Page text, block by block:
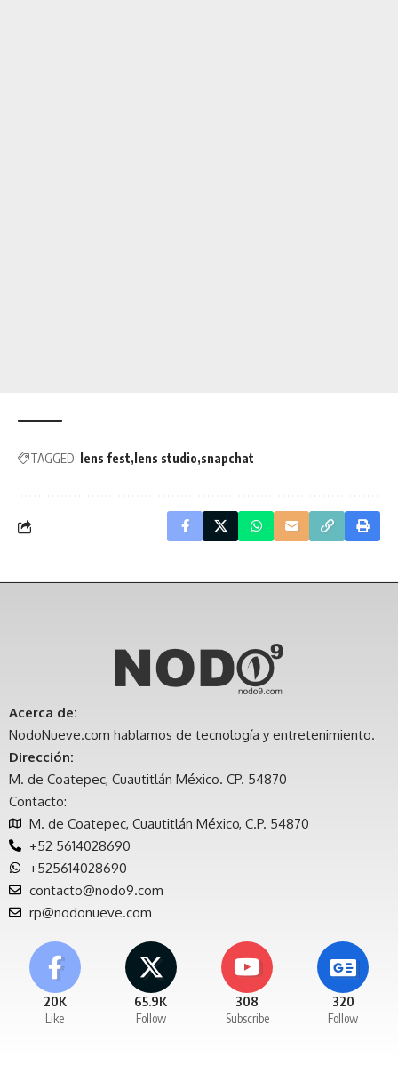
TAGGED: lens fest lens studio snapchat
Acerca de:
NodoNueve.com hablamos de tecnología y entretenimiento.
Dirección:
M. de Coatepec, Cuautitlán México. CP. 54870
Contacto:
M. de Coatepec, Cuautitlán México, C.P. 54870
+52 5614028690
+525614028690
contacto@nodo9.com
rp@nodonueve.com
20K
Like
65.9K
Follow
308
Subscribe
320
Follow